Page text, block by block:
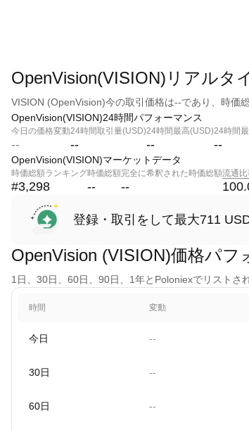
OpenVision(VISION)リアルタ
VISION (OpenVision)今の取引価格は--であり、時価総
OpenVision(VISION)24時間パフォーマンス
今日の価格変動
--
24時間取引量(USD)
--
24時間最高(USD)
--
24時間
--
OpenVision(VISION)マーケットデータ
時価総額ランキング
#3,298
時価総額
--
完全に希釈された時価総額
--
流通
登録・取引をして最大711
OpenVision (VISION)価格パフ
1日、30日、60日、90日、1年とPoloniexでリストさ
時間 変動
今日 --
30日 --
60日 --